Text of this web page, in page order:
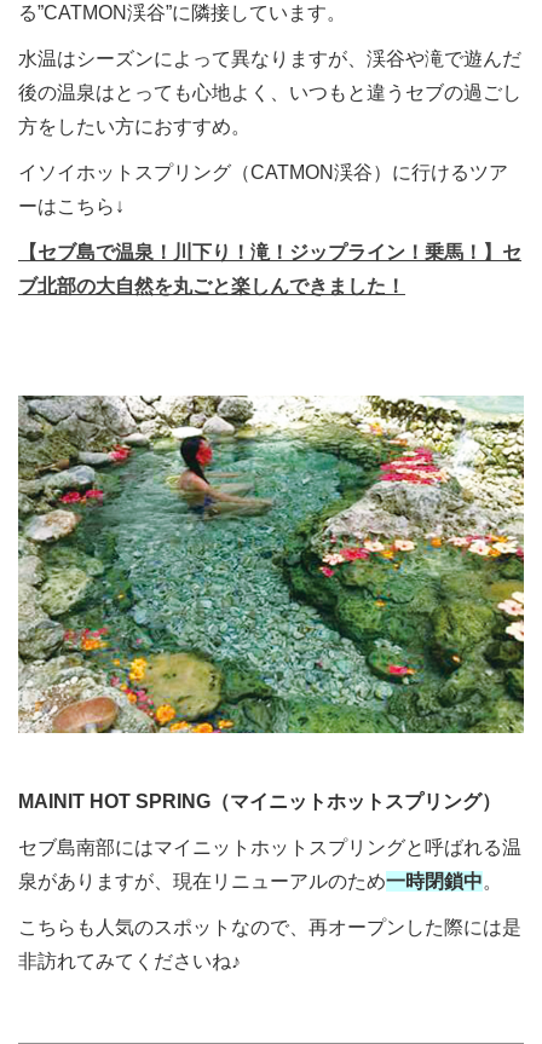
る”CATMON渓谷”に隣接しています。
水温はシーズンによって異なりますが、渓谷や滝で遊んだ
後の温泉はとっても心地よく、いつもと違うセブの過ごし
方をしたい方におすすめ。
イソイホットスプリング（CATMON渓谷）に行けるツア
ーはこちら↓
【セブ島で温泉！川下り！滝！ジップライン！乗馬！】セ
ブ北部の大自然を丸ごと楽しんできました！
MAINIT HOT SPRING（マイニットホットスプリング）
セブ島南部にはマイニットホットスプリングと呼ばれる温
泉がありますが、現在リニューアルのため一時閉鎖中。
こちらも人気のスポットなので、再オープンした際には是
非訪れてみてくださいね♪